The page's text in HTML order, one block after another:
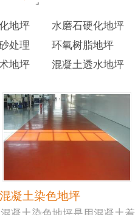
地坪
水磨石硬化地坪
处理
环氧树脂地坪
地坪 混凝土透水地坪
混凝土染色地坪